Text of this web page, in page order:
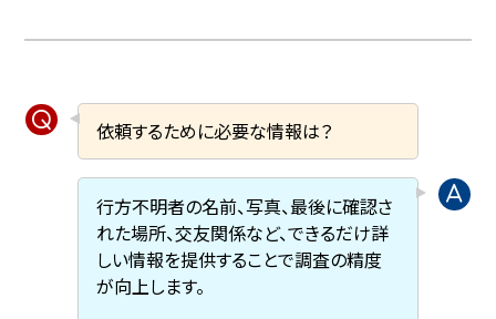
依頼するために必要な情報は？
行方不明者の名前、写真、最後に確認さ
れた場所、交友関係など、できるだけ詳
しい情報を提供することで調査の精度
が向上します。